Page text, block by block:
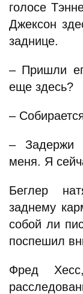
голосе
Джексон
заднице.
– Пришли
еще здесь?
–
– Задержи
меня. Я
Беглер
заднему
собой ли
поспешил
Фред